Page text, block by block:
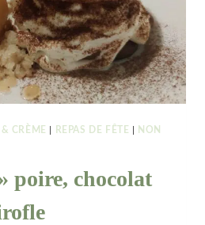
CRÈME REPAS DE FÊTE
NON
poire, chocolat